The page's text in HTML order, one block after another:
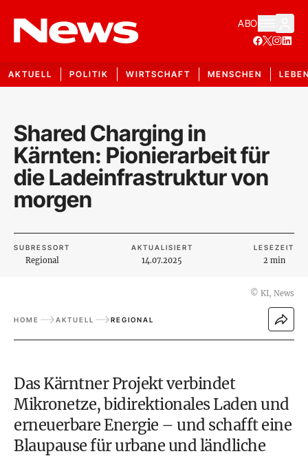
ABO
AKTUELL POLITIK WIRTSCHAFT MENSCHEN
Shared Charging in
Kärnten: Pionierarbeit für
die Ladeinfrastruktur von
morgen
SUBRESSORT
Regional
AKTUALISIERT
14.07.2025
LESEZEIT
2 min
© KI, News
HOME AKTUELL REGIONAL
Das Kärntner Projekt verbindet
Mikronetze, bidirektionales Laden und
erneuerbare Energie – und schafft eine
Blaupause für urbane und ländliche